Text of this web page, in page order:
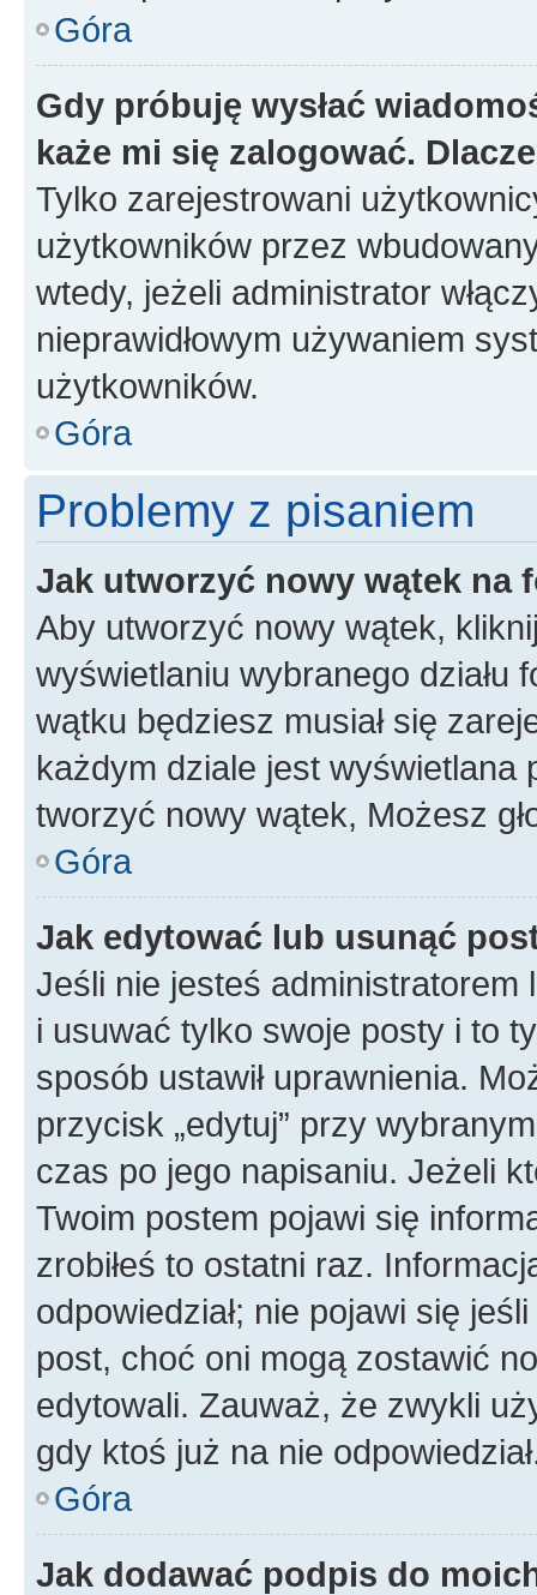
Góra
Gdy próbuję wysłać
każe mi się zalogować.
Tylko zarejestrowani
użytkowników przez
wtedy, jeżeli administrator
nieprawidłowym używaniem
użytkowników.
Góra
Problemy z pisaniem
Jak utworzyć nowy wątek na
Aby utworzyć nowy wątek,
wyświetlaniu wybranego działu
wątku będziesz musiał się
każdym dziale jest wyświetlana
tworzyć nowy wątek, Możesz
Góra
Jak edytować lub usunąć
Jeśli nie jesteś
i usuwać tylko swoje posty i to
sposób ustawił uprawnienia.
przycisk „edytuj” przy
czas po jego napisaniu. Jeżeli
Twoim postem pojawi się
zrobiłeś to ostatni raz.
odpowiedział; nie pojawi się
post, choć oni mogą zostawić
edytowali. Zauważ, że zwykli
gdy ktoś już na nie
Góra
Jak dodawać podpis do